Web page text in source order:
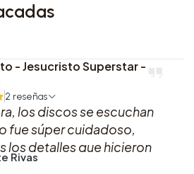
y presentación premium.
- Jesucristo Superstar -
2 reseñas
los discos se escuchan
fue súper cuidadoso,
los detalles que hicieron
muy muy agradable,
Rivas